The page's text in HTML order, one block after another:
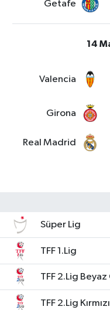
Getafe
14
Valencia
Girona
Real Madrid
Süper Lig
TFF 1.Lig
TFF 2.Lig
TFF 2.Lig